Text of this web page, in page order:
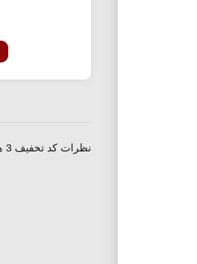
نظرات کد تخفیف 3 هزار تومانی الوپیک